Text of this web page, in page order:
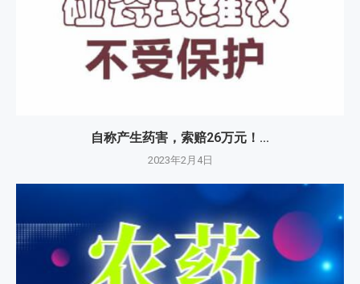
自称产生药害，索赔26万元！...
2023年2月4日